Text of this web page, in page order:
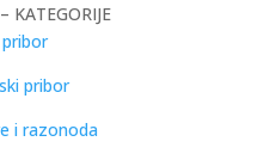
KATEGORIJE
pribor
i razonoda